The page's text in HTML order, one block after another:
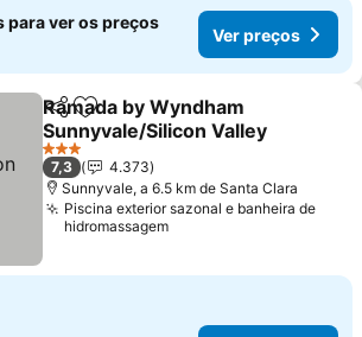
para ver os preços
Ver preços
PartilharAdicionar aos favoritos
Ramada by Wyndham
Sunnyvale/Silicon Valley
Ver preços
3 Estrelas
7,3
4.373
Sunnyvale, a 6.5 km de Santa Clara
Piscina exterior sazonal e banheira de
hidromassagem